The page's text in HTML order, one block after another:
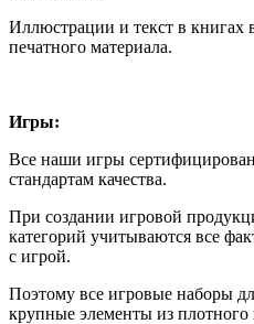
Иллюстрации и текст в книгах
печатного материала.
Игры:
Все наши игры
стандартам качества.
При создании игровой
категорий учитываются все
с игрой.
Поэтому все игровые наборы
крупные элементы из плотного